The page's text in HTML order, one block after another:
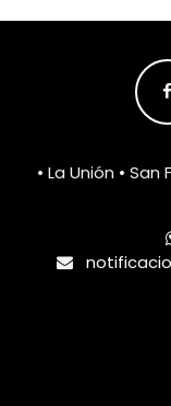
• La Unión •